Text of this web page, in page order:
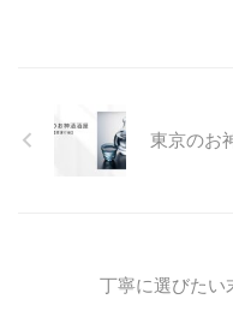
東京のお
丁寧に選びたい